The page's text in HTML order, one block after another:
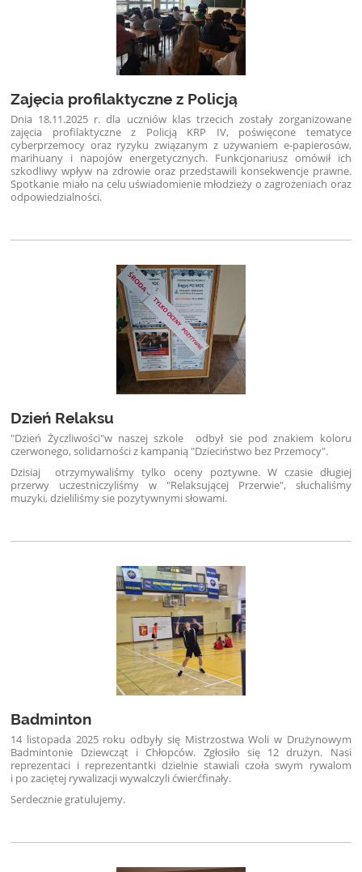
Zajęcia profilaktyczne z Policją
Dnia 18.11.2025 r. dla uczniów klas trzecich zostały zorganizowane
zajęcia profilaktyczne z Policją KRP IV, poświęcone tematyce
cyberprzemocy oraz ryzyku związanym z używaniem e-papierosów,
marihuany i napojów energetycznych. Funkcjonariusz omówił ich
szkodliwy wpływ na zdrowie oraz przedstawili konsekwencje prawne.
Spotkanie miało na celu uświadomienie młodzieży o zagrożeniach oraz
odpowiedzialności.
Dzień Relaksu
"Dzień Życzliwości"w naszej szkole odbył sie pod znakiem koloru
czerwonego, solidarności z kampanią "Dzieciństwo bez Przemocy".
Dzisiaj otrzymywaliśmy tylko oceny poztywne. W czasie długiej
przerwy uczestniczyliśmy w "Relaksującej Przerwie", słuchaliśmy
muzyki, dzieliliśmy sie pozytywnymi słowami.
Badminton
14 listopada 2025 roku odbyły się Mistrzostwa Woli w Drużynowym
Badmintonie Dziewcząt i Chłopców. Zgłosiło się 12 drużyn. Nasi
reprezentaci i reprezentantki dzielnie stawiali czoła swym rywalom
i po zaciętej rywalizacji wywalczyli ćwierćfinały.
Serdecznie gratulujemy.